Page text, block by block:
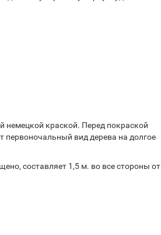
немецкой краской. Перед покраской
первоночальный вид дерева на долгое
составляет 1,5 м. во все стороны от